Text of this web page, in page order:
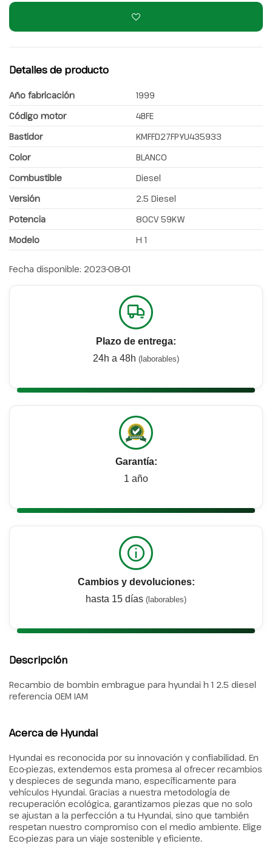
Detalles de producto
Año fabricación
1999
Código motor
4BFE
Bastidor
KMFFD27FPYU435933
Color
BLANCO
Combustible
Diesel
Versión
2.5 Diesel
Potencia
80CV 59KW
Modelo
H 1
Fecha disponible: 2023-08-01
Plazo de entrega:
24h a 48h (laborables)
Garantía:
1 año
Cambios y devoluciones:
hasta 15 días (laborables)
Descripción
Recambio de bombin embrague para hyundai h 1 2.5 diesel
referencia OEM IAM
Acerca de Hyundai
Hyundai es reconocida por su innovación y confiabilidad. En
Eco-piezas, extendemos esta promesa al ofrecer recambios
y despieces de segunda mano, específicamente para
vehículos Hyundai. Gracias a nuestra metodología de
recuperación ecológica, garantizamos piezas que no solo
se ajustan a la perfección a tu Hyundai, sino que también
respetan nuestro compromiso con el medio ambiente. Elige
Eco-piezas para un viaje sostenible y eficiente.